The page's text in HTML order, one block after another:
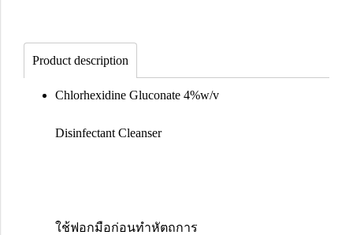
Product description
Chlorhexidine Gluconate 4%w/v
Disinfectant Cleanser
ใช้ฟอกมือก่อนทำหัตถการ